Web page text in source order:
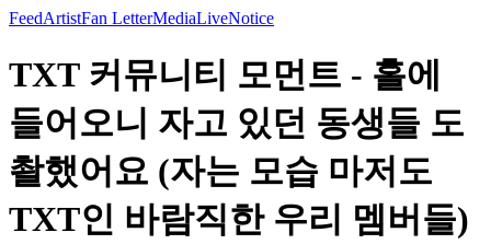
FeedArtistFan LetterMediaLiveNotice
TXT 커뮤니티 모먼트 - 홀에
들어오니 자고 있던 동생들 도
촬했어요 (자는 모습 마저도
TXT인 바람직한 우리 멤버들)